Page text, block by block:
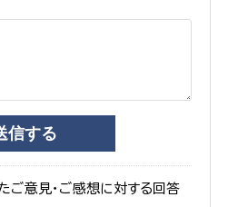
ご意見・ご感想に対する回答